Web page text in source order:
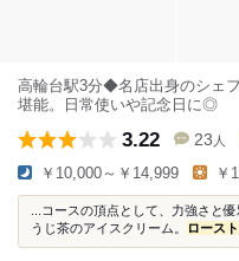
高輪台駅3分◆名店出身のシェ
堪能。日常使いや記念日に◎
3.22 23 人
￥10,000～￥14,999 ￥
...コースの頂点として、力強さと
うじ茶のアイスクリーム。
ロースト